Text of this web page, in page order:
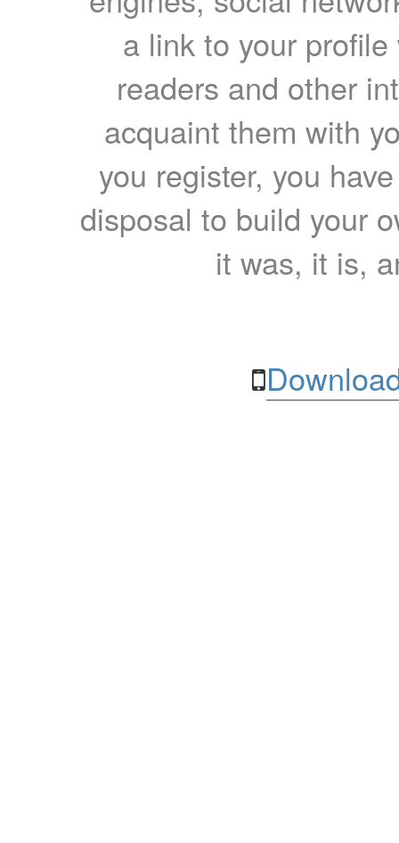
a link to your
readers and other
acquaint them with
you register, you
disposal to build your
it was, it is,